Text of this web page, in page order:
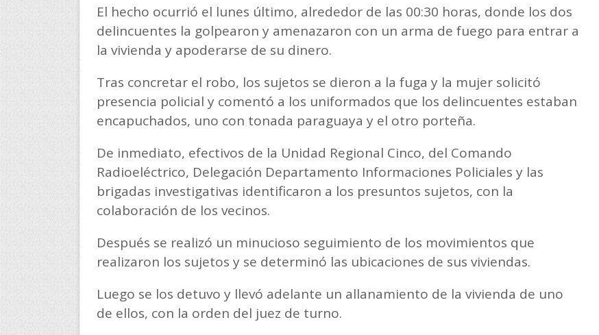
El hecho ocurrió el lunes último, alrededor de las 00:30 horas, donde los dos
delincuentes la golpearon y amenazaron con un arma de fuego para entrar a
la vivienda y apoderarse de su dinero.
Tras concretar el robo, los sujetos se dieron a la fuga y la mujer solicitó
presencia policial y comentó a los uniformados que los delincuentes estaban
encapuchados, uno con tonada paraguaya y el otro porteña.
De inmediato, efectivos de la Unidad Regional Cinco, del Comando
Radioeléctrico, Delegación Departamento Informaciones Policiales y las
brigadas investigativas identificaron a los presuntos sujetos, con la
colaboración de los vecinos.
Después se realizó un minucioso seguimiento de los movimientos que
realizaron los sujetos y se determinó las ubicaciones de sus viviendas.
Luego se los detuvo y llevó adelante un allanamiento de la vivienda de uno
de ellos, con la orden del juez de turno.